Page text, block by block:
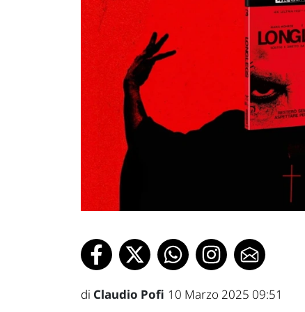
di Claudio Pofi 10 Marzo 2025 09:51